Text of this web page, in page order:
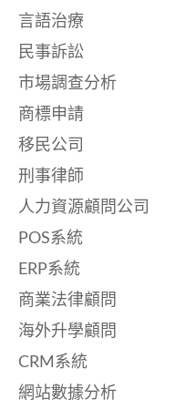
言語治療
民事訴訟
市場調查分析
商標申請
移民公司
刑事律師
人力資源顧問公司
POS系統
ERP系統
商業法律顧問
海外升學顧問
CRM系統
網站數據分析